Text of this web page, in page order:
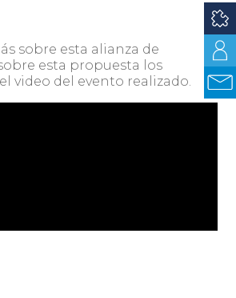
sobre esta alianza de
esta propuesta los
video del evento realizado.